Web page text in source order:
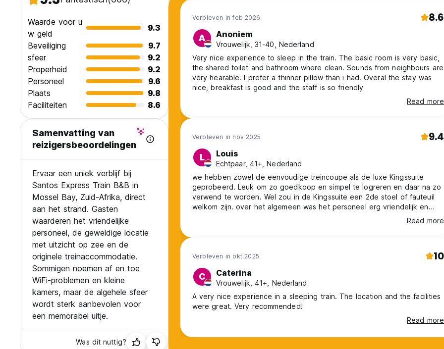
Waarde voor u
w geld
9.3
Beveiliging
9.7
sfeer
9.2
Properheid
9.2
Personeel
9.6
Plaats
9.8
Faciliteiten
8.6
Samenvatting van
reizigersbeoordelingen
Ervaar een uniek verblijf bij
Santos Express Train B&B in
Mossel Bay, Zuid-Afrika, direct
aan het strand. Gasten
waarderen het vriendelijke
personeel, de geweldige locatie
met uitzicht op zee en de
originele treinaccommodatie.
Sommigen noemen af en toe
WiFi-problemen en kleine
kamers, maar de algehele sfeer
wordt sterk aanbevolen voor
een memorabel uitje.
Was dit nuttig?
Verbleven in feb 2026 8.6
A Anoniem
Vrouwelijk, 31-40, Nederland
Very nice experience to sleep in the train. The basic room is very basic,
the shared toilet and bathroom where clean. Sounds from neighbours are
very hearable. I prefer a thinner pillow than i had. Overal the stay was
nice, breakfast is good and the staff is so friendly
Read more
Verbleven in nov 2025 9.4
L Louis
Echtpaar, 41+, Nederland
we hebben zowel de eenvoudige treincoupe als de luxe Kingssuite
geprobeerd. Leuk om zo goedkoop en simpel te logreren en daar na zo
verwend te worden. Wel zou in de Kingssuite een 2de stoel of fauteuil
welkom zijn. over het algemeen was het personeel erg vriendelijk en
behulpzaam. Wel vervelend was, dat we erg lang moesten wachten op
alleen een ijsje terwijl we zeiden dat we wat haast hadden. Op het laatst
Read more
Verbleven in okt 2025 10
C Caterina
Vrouwelijk, 41+, Nederland
A very nice experience in a sleeping train. The location and the facilities
were great. Very recommended!
Read more